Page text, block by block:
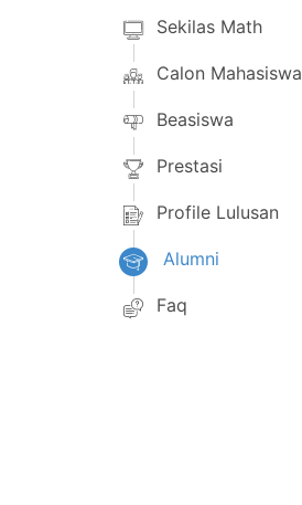
Sekilas Math
Calon Mahasiswa
Beasiswa
Prestasi
Profile Lulusan
Alumni
Faq